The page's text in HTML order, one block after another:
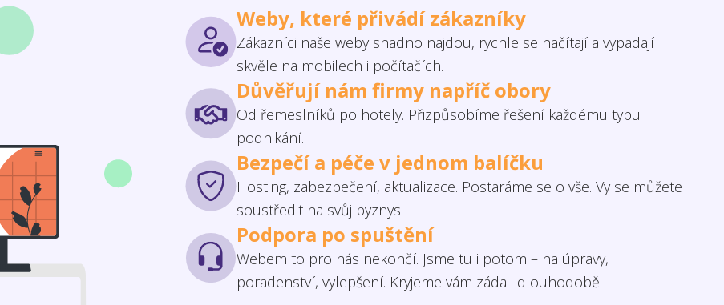
Weby, které přivádí zákazníky
Zákazníci naše weby snadno najdou, rychle se načítají a vypadají
skvěle na mobilech i počítačích.
Důvěřují nám firmy napříč obory
Od řemeslníků po hotely. Přizpůsobíme řešení každému typu
podnikání.
Bezpečí a péče v jednom balíčku
Hosting, zabezpečení, aktualizace. Postaráme se o vše. Vy se můžete
soustředit na svůj byznys.
Podpora po spuštění
Webem to pro nás nekončí. Jsme tu i potom – na úpravy,
poradenství, vylepšení. Kryjeme vám záda i dlouhodobě.